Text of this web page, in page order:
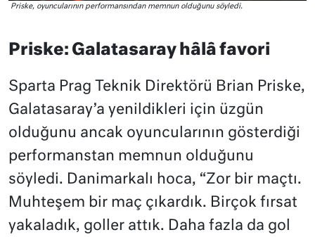
Priske, oyuncularının performansından memnun olduğunu söyledi.
Priske: Galatasaray hâlâ favori
Sparta Prag Teknik Direktörü Brian Priske,
Galatasaray’a yenildikleri için üzgün
olduğunu ancak oyuncularının gösterdiği
performanstan memnun olduğunu
söyledi. Danimarkalı hoca, “Zor bir maçtı.
Muhteşem bir maç çıkardık. Birçok fırsat
yakaladık, goller attık. Daha fazla da gol